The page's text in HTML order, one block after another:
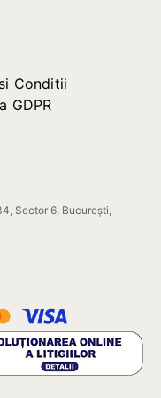
pagina
Conditii
GDPR
Sector 6, București,